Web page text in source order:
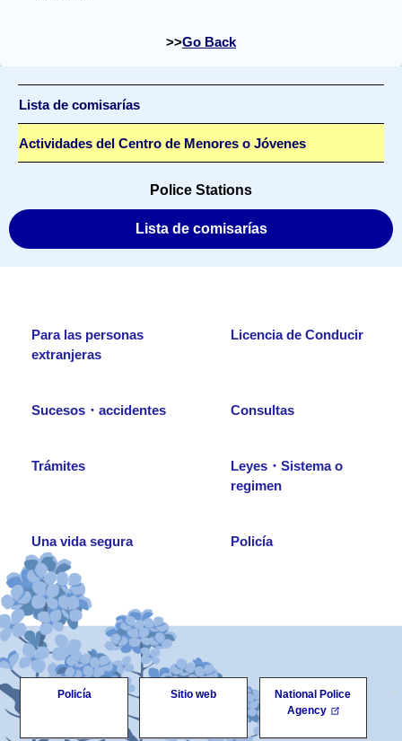
Go Back
Lista de comisarías
Actividades del Centro de Menores o Jóvenes
Police Stations
Lista de comisarías
Para las personas
extranjeras
Licencia de Conducir
Sucesos・accidentes Consultas
Trámites
Leyes・Sistema o
regimen
Una vida segura Policía
Policía Sitio web
National Police
Agency